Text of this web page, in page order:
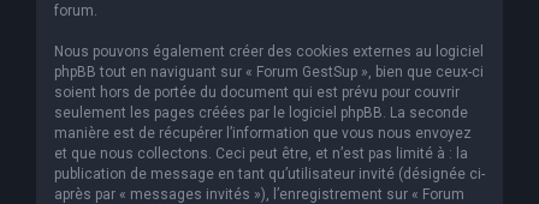
forum.
Nous pouvons également créer des cookies externes au logiciel
phpBB tout en naviguant sur « Forum GestSup », bien que ceux-ci
soient hors de portée du document qui est prévu pour couvrir
seulement les pages créées par le logiciel phpBB. La seconde
manière est de récupérer l’information que vous nous envoyez
et que nous collectons. Ceci peut être, et n’est pas limité à : la
publication de message en tant qu’utilisateur invité (désignée ci-
après par « messages invités »), l’enregistrement sur « Forum